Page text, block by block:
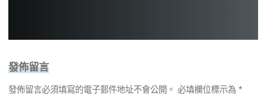
發佈留言
發佈留言必須填寫的電子郵件地址不會公開。 必填欄位標示為*